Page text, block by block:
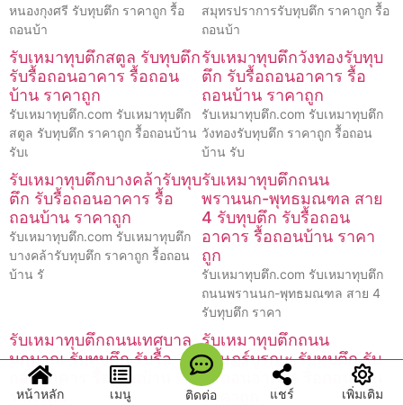
หนองกุงศรี รับทุบตึก ราคาถูก รื้อ
ถอนบ้า
สมุทรปราการรับทุบตึก ราคาถูก รื้อ
ถอนบ้า
รับเหมาทุบตึกสตูล รับทุบตึก
รับรื้อถอนอาคาร รื้อถอน
บ้าน ราคาถูก
รับเหมาทุบตึก.com รับเหมาทุบตึก
สตูล รับทุบตึก ราคาถูก รื้อถอนบ้าน
รับเ
รับเหมาทุบตึกวังทองรับทุบ
ตึก รับรื้อถอนอาคาร รื้อ
ถอนบ้าน ราคาถูก
รับเหมาทุบตึก.com รับเหมาทุบตึก
วังทองรับทุบตึก ราคาถูก รื้อถอน
บ้าน รับ
รับเหมาทุบตึกบางคล้ารับทุบ
ตึก รับรื้อถอนอาคาร รื้อ
ถอนบ้าน ราคาถูก
รับเหมาทุบตึก.com รับเหมาทุบตึก
บางคล้ารับทุบตึก ราคาถูก รื้อถอน
บ้าน รั
รับเหมาทุบตึกถนน
พรานนก-พุทธมณฑล สาย
4 รับทุบตึก รับรื้อถอน
อาคาร รื้อถอนบ้าน ราคา
ถูก
รับเหมาทุบตึก.com รับเหมาทุบตึก
ถนนพรานนก-พุทธมณฑล สาย 4
รับทุบตึก ราคา
รับเหมาทุบตึกถนนเทศบาล
นฤมาณ รับทุบตึก รับรื้อ
ถอนอาคาร รื้อถอนบ้าน
ราคาถูก
รับเหมาทุบตึกถนน
ราษฎร์บูรณะ รับทุบตึก รับ
รื้อถอนอาคาร รื้อถอนบ้าน
ราคาถูก
หน้าหลัก เมนู ติดต่อ แชร์ เพิ่มเติม